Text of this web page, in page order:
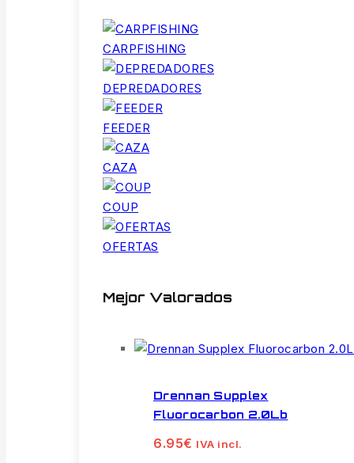
CARPFISHING
DEPREDADORES
FEEDER
CAZA
COUP
OFERTAS
Mejor Valorados
Drennan Supplex
Fluorocarbon 2.0Lb
6.95€ IVA incl.